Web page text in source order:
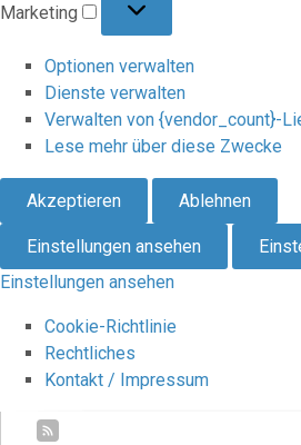
Marketing
Optionen verwalten
Dienste verwalten
Verwalten von {vendor_count}-
Lese mehr über diese Zwecke
Akzeptieren Ablehnen
Einstellungen ansehen
Einstellungen ansehen
Cookie-Richtlinie
Rechtliches
Kontakt / Impressum